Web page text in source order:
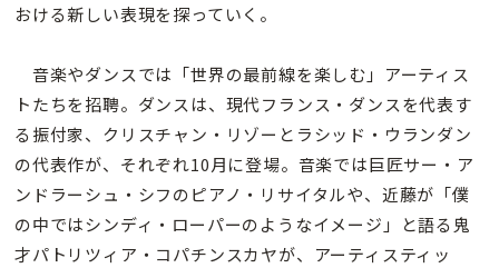
おける新しい表現を探っていく。
音楽やダンスでは「世界の最前線を楽しむ」アーティス
トたちを招聘。ダンスは、現代フランス・ダンスを代表す
る振付家、クリスチャン・リゾーとラシッド・ウランダン
の代表作が、それぞれ10月に登場。音楽では巨匠サー・ア
ンドラーシュ・シフのピアノ・リサイタルや、近藤が「僕
の中ではシンディ・ローパーのようなイメージ」と語る鬼
才パトリツィア・コパチンスカヤが、アーティスティッ